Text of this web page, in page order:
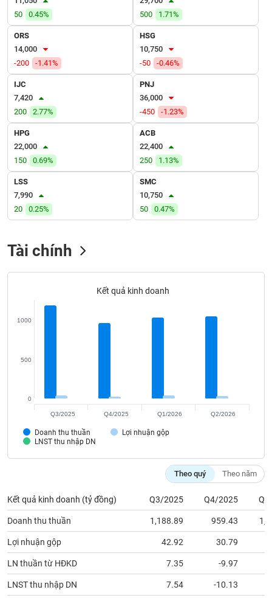
50
0.45%
500
1.71%
ORS
14,000
-200
-1.41%
HSG
10,750
-50
-0.46%
IJC
7,420
200
2.77%
PNJ
36,000
-450
-1.23%
HPG
22,000
150
0.69%
ACB
22,400
250
1.13%
LSS
7,990
20
0.25%
SMC
10,750
50
0.47%
Tài chính
Kết quả kinh doanh
Doanh thu thuần
Lợi nhuận gộp
LNST thu nhập DN
0
500
1000
Q3/2025 Q4/2025 Q1/2026 Q2/2026
Theo quý Theo năm
Kết quả kinh doanh (tỷ đồng) Q3/2025 Q4/2025
Doanh thu thuần 1,188.89 959.43
Lợi nhuận gộp 42.92 30.79
LN thuần từ HĐKD 7.35 -9.97
LNST thu nhập DN 7.54 -10.13
VỤ
TRUYỀN
ÍCH
BẤT
ĐỘNG
SẢN
Mã
khoán
(-)
Chứng
đạo
Bài
(-)
Báo
cáo
phân
tích
(-)